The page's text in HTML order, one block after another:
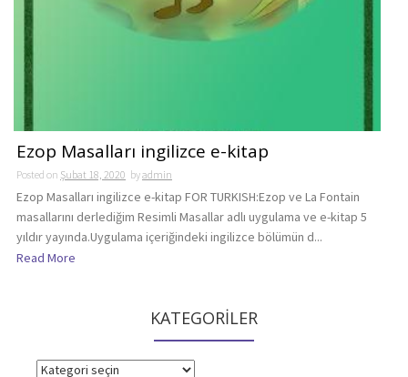
Ezop Masalları ingilizce e-kitap
Posted on Şubat 18, 2020 byadmin
Ezop Masalları ingilizce e-kitap FOR TURKISH:Ezop ve La Fontain
masallarını derlediğim Resimli Masallar adlı uygulama ve e-kitap 5
yıldır yayında.Uygulama içeriğindeki ingilizce bölümün d...
Read More
KATEGORİLER
KATEGORİLER